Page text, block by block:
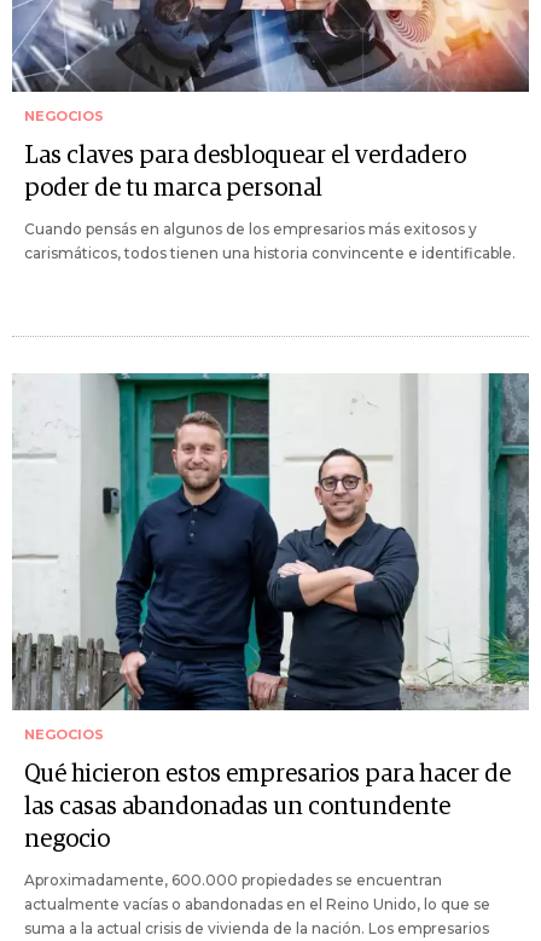
NEGOCIOS
Las claves para desbloquear el verdadero
poder de tu marca personal
Cuando pensás en algunos de los empresarios más exitosos y
carismáticos, todos tienen una historia convincente e identificable.
NEGOCIOS
Qué hicieron estos empresarios para hacer de
las casas abandonadas un contundente
negocio
Aproximadamente, 600.000 propiedades se encuentran
actualmente vacías o abandonadas en el Reino Unido, lo que se
suma a la actual crisis de vivienda de la nación. Los empresarios